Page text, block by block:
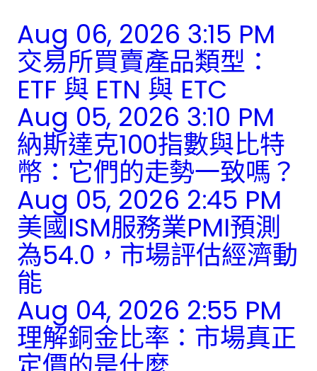
Aug 06, 2026 3:15 PM
交易所買賣產品類型：
ETF 與 ETN 與 ETC
Aug 05, 2026 3:10 PM
納斯達克100指數與比特
幣：它們的走勢一致嗎？
Aug 05, 2026 2:45 PM
美國ISM服務業PMI預測
為54.0，市場評估經濟動
能
Aug 04, 2026 2:55 PM
理解銅金比率：市場真正